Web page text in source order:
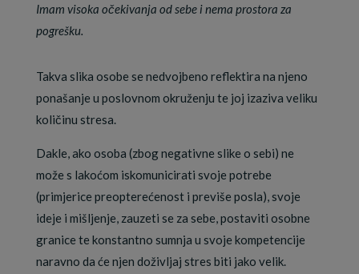
Imam visoka očekivanja od sebe i nema prostora za
pogrešku.
Takva slika osobe se nedvojbeno reflektira na njeno
ponašanje u poslovnom okruženju te joj izaziva veliku
količinu stresa.
Dakle, ako osoba (zbog negativne slike o sebi) ne
može s lakoćom iskomunicirati svoje potrebe
(primjerice preopterećenost i previše posla), svoje
ideje i mišljenje, zauzeti se za sebe, postaviti osobne
granice te konstantno sumnja u svoje kompetencije
naravno da će njen doživljaj stres biti jako velik.